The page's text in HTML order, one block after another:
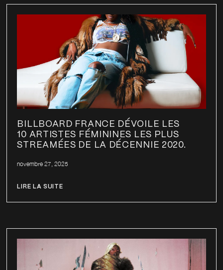
BILLBOARD FRANCE DÉVOILE LES
10 ARTISTES FÉMININES LES PLUS
STREAMÉES DE LA DÉCENNIE 2020.
novembre 27, 2025
LIRE LA SUITE